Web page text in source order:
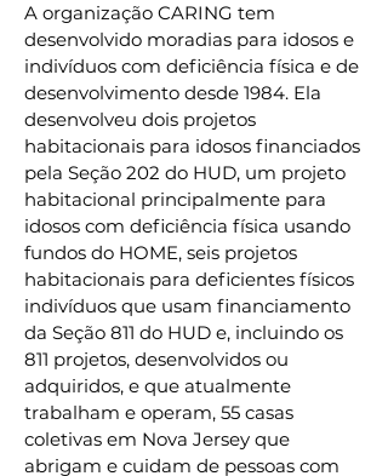
A organização CARING tem
desenvolvido moradias para idosos e
indivíduos com deficiência física e de
desenvolvimento desde 1984. Ela
desenvolveu dois projetos
habitacionais para idosos financiados
pela Seção 202 do HUD, um projeto
habitacional principalmente para
idosos com deficiência física usando
fundos do HOME, seis projetos
habitacionais para deficientes físicos
indivíduos que usam financiamento
da Seção 811 do HUD e, incluindo os
811 projetos, desenvolvidos ou
adquiridos, e que atualmente
trabalham e operam, 55 casas
coletivas em Nova Jersey que
abrigam e cuidam de pessoas com